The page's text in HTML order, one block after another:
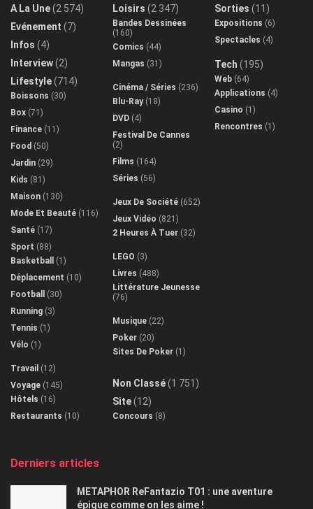
A La Une(2 574)
Evénement (7)
Infos (4)
Interview(2)
Lifestyle(714)
Boissons (30)
Box (71)
Finance (11)
Food (50)
Jardin (29)
Kids (81)
Maison (130)
Mode Et Beauté (116)
Santé (17)
Sport (88)
Basketball
(1)
Déplacement (10)
Football
(30)
Running (3)
Tennis (1)
Vélo (1)
Travail (12)
Voyage (145)
Hôtels (16)
Restaurants (10)
Loisirs (2 347)
Bandes Dessinées
(160)
Comics (44)
Mangas (31)
Cinéma / Séries (236)
Blu-Ray(18)
DVD (4)
Festival De Cannes
(2)
Films (164)
Séries (56)
Jeux De Société (652)
Jeux Vidéo (821)
2 Heures À Tuer (32)
LEGO (3)
Livres (488)
Littérature Jeunesse
(76)
Musique (22)
Poker (20)
Sites De Poker (1)
Non Classé(1 751)
Site(12)
Concours (8)
Sorties (11)
Expositions (6)
Spectacles (4)
Tech (195)
Web (64)
Applications (4)
Casino (1)
Rencontres (1)
Derniers articles
METAPHOR ReFantazio T01 : une aventure
épique comme on les aime !